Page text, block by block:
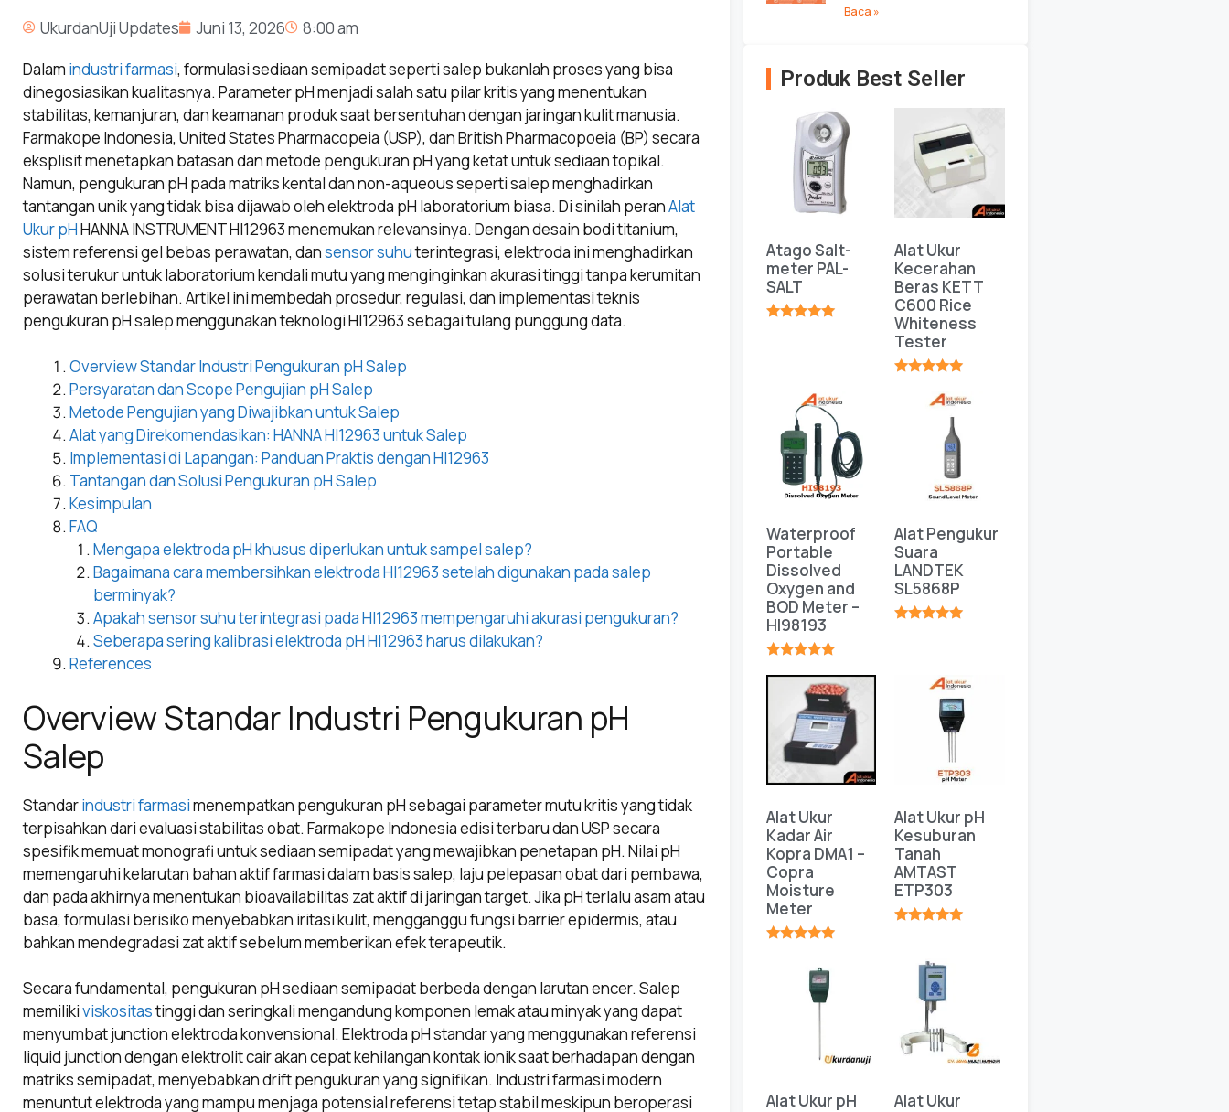
UkurdanUji Updates Juni 13, 2026
8:00 am
Dalam industri farmasi, formulasi sediaan semipadat seperti salep bukanlah proses yang bisa
dinegosiasikan kualitasnya. Parameter pH menjadi salah satu pilar kritis yang menentukan
stabilitas, kemanjuran, dan keamanan produk saat bersentuhan dengan jaringan kulit manusia.
Farmakope Indonesia, United States Pharmacopeia (USP), dan British Pharmacopoeia (BP) secara
eksplisit menetapkan batasan dan metode pengukuran pH yang ketat untuk sediaan topikal.
Namun, pengukuran pH pada matriks kental dan non-aqueous seperti salep menghadirkan
tantangan unik yang tidak bisa dijawab oleh elektroda pH laboratorium biasa. Di sinilah peranAlat
Ukur pHHANNA INSTRUMENT HI12963 menemukan relevansinya. Dengan desain bodi titanium,
sistem referensi gel bebas perawatan, dansensor suhuterintegrasi, elektroda ini menghadirkan
solusi terukur untuk laboratorium kendali mutu yang menginginkan akurasi tinggi tanpa kerumitan
perawatan berlebihan. Artikel ini membedah prosedur, regulasi, dan implementasi teknis
pengukuran pH salep menggunakan teknologi HI12963 sebagai tulang punggung data.
Overview Standar Industri Pengukuran pH Salep
Persyaratan dan Scope Pengujian pH Salep
Metode Pengujian yang Diwajibkan untuk Salep
Alat yang Direkomendasikan: HANNA HI12963 untuk Salep
Implementasi di Lapangan: Panduan Praktis dengan HI12963
Tantangan dan Solusi Pengukuran pH Salep
Kesimpulan
FAQ
Mengapa elektroda pH khusus diperlukan untuk sampel salep?
Bagaimana cara membersihkan elektroda HI12963 setelah digunakan pada salep
berminyak?
Apakah sensor suhu terintegrasi pada HI12963 mempengaruhi akurasi pengukuran?
Seberapa sering kalibrasi elektroda pH HI12963 harus dilakukan?
References
Overview Standar Industri Pengukuran pH
Salep
Standarindustri farmasimenempatkan pengukuran pH sebagai parameter mutu kritis yang tidak
terpisahkan dari evaluasi stabilitas obat. Farmakope Indonesia edisi terbaru dan USP secara
spesifik memuat monografi untuk sediaan semipadat yang mewajibkan penetapan pH. Nilai pH
memengaruhi kelarutan bahan aktif farmasi dalam basis salep, laju pelepasan obat dari pembawa,
dan pada akhirnya menentukan bioavailabilitas zat aktif di jaringan target. Jika pH terlalu asam atau
basa, formulasi berisiko menyebabkan iritasi kulit, mengganggu fungsi barrier epidermis, atau
bahkan mendegradasi zat aktif sebelum memberikan efek terapeutik.
Secara fundamental, pengukuran pH sediaan semipadat berbeda dengan larutan encer. Salep
memilikiviskositastinggi dan seringkali mengandung komponen lemak atau minyak yang dapat
menyumbat junction elektroda konvensional. Elektroda pH standar yang menggunakan referensi
liquid junction dengan elektrolit cair akan cepat kehilangan kontak ionik saat berhadapan dengan
matriks semipadat, menyebabkan drift pengukuran yang signifikan. Industri farmasi modern
menuntut elektroda yang mampu menjaga potensial referensi tetap stabil meskipun beroperasi
Baca »
Produk Best Seller
Atago Salt-
meter PAL-
SALT
Alat Ukur
Kecerahan
Beras KETT
C600 Rice
Whiteness
Tester
Waterproof
Portable
Dissolved
Oxygen and
BOD Meter –
HI98193
Alat Pengukur
Suara
LANDTEK
SL5868P
Alat Ukur
Kadar Air
Kopra DMA1 –
Copra
Moisture
Meter
Alat Ukur pH
Kesuburan
Tanah
AMTAST
ETP303
Alat Ukur pH
Alat Ukur